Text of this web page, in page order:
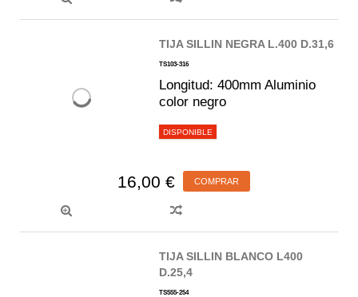
TIJA SILLIN NEGRA L.400 D.31,6
TS103-316
Longitud: 400mm Aluminio
color negro
DISPONIBLE
16,00 € COMPRAR
TIJA SILLIN BLANCO L400
D.25,4
TS555-254